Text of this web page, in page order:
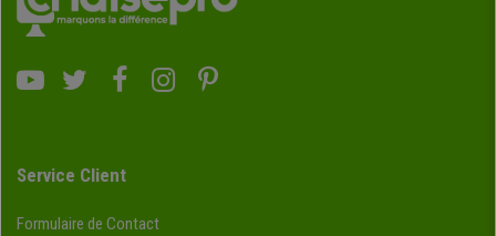
Service Client
Formulaire de Contact